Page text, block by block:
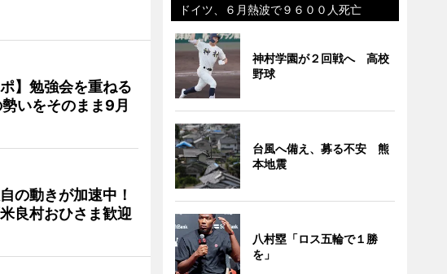
】勉強会を重ねる
いをそのまま9月
の動きが加速中！
良村おひさま歓迎
ドイツ、６月熱波で９６００人死亡
神村学園が２回戦へ 高校
野球
台風へ備え、募る不安 熊
本地震
八村塁「ロス五輪で１勝
を」